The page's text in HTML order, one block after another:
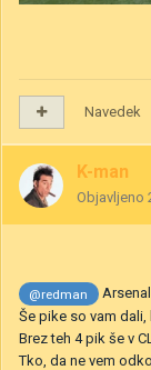
Navedek
K-man
Objavljeno
@redman
Arsenal
Še pike so vam dali,
Brez teh 4 pik še v
Tko, da ne vem